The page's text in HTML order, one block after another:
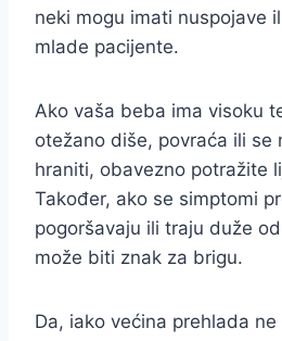
neki mogu imati nuspojave
mlade pacijente.
Ako vaša beba ima visoku
otežano diše, povraća ili se
hraniti, obavezno potražite
Također, ako se simptomi
pogoršavaju ili traju duže
može biti znak za brigu.
Da, iako većina prehlada